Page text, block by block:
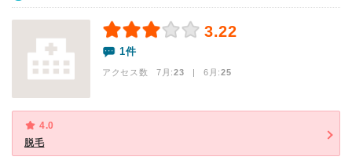
3.22
1件
アクセス数 7月:23 | 6月:25
4.0
脱毛